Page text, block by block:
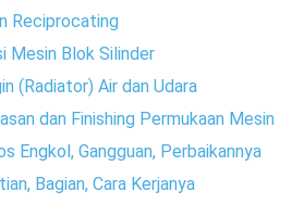
Reciprocating
Mesin Blok Silinder
(Radiator) Air dan Udara
dan Finishing Permukaan Mesin
Engkol, Gangguan, Perbaikannya
Bagian, Cara Kerjanya